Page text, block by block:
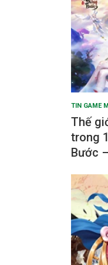
TIN GAME
Thế
trong
Bước